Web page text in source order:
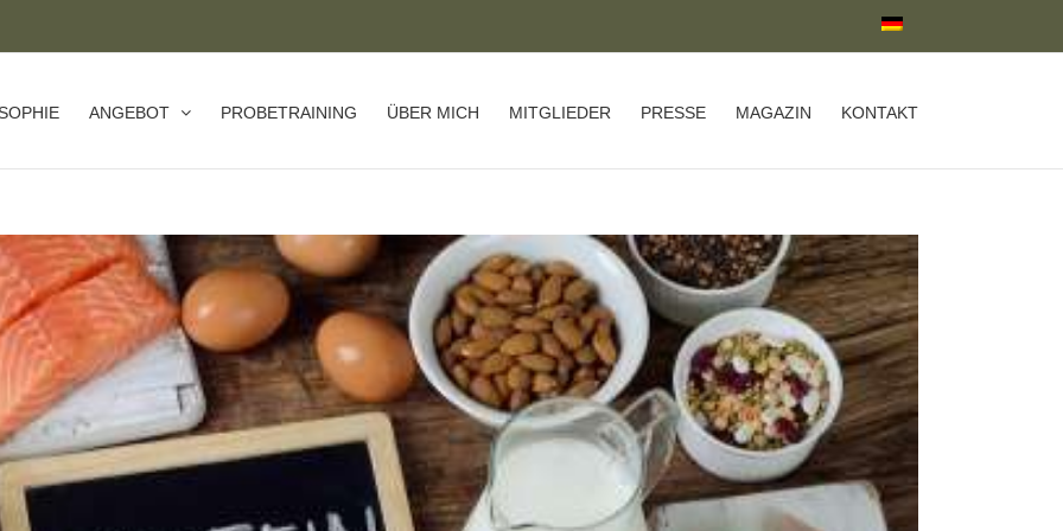
ANGEBOT PROBETRAINING ÜBER MICH MITGLIEDER PRESSE MAGAZIN KONTAKT